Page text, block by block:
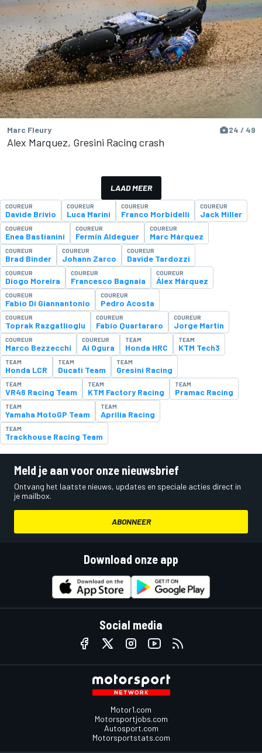
Marc Fleury 24 / 49
Alex Marquez, Gresini Racing crash
LAAD MEER
COUREUR
Davide Brivio
COUREUR
Luca Marini
COUREUR
Franco Morbidelli
COUREUR
Jack Miller
COUREUR
Enea Bastianini
COUREUR
Fermín Aldeguer
COUREUR
Marc Márquez
COUREUR
Brad Binder
COUREUR
Johann Zarco
COUREUR
Davide Tardozzi
COUREUR
Diogo Moreira
COUREUR
Francesco Bagnaia
COUREUR
Álex Márquez
COUREUR
Fabio Di Giannantonio
COUREUR
Pedro Acosta
COUREUR
Toprak Razgatlioglu
COUREUR
Fabio Quartararo
COUREUR
Jorge Martín
COUREUR
Marco Bezzecchi
COUREUR
Ai Ogura
TEAM
Honda HRC
TEAM
KTM Tech3
TEAM
Honda LCR
TEAM
Ducati Team
TEAM
Gresini Racing
TEAM
VR46 Racing Team
TEAM
KTM Factory Racing
TEAM
Pramac Racing
TEAM
Yamaha MotoGP Team
TEAM
Aprilia Racing
TEAM
Trackhouse Racing Team
Meld je aan voor onze nieuwsbrief
Ontvang het laatste nieuws, updates en speciale acties direct in
je mailbox.
ABONNEER
Download onze app
Social media
Motor1.com
Motorsportjobs.com
Autosport.com
Motorsportstats.com